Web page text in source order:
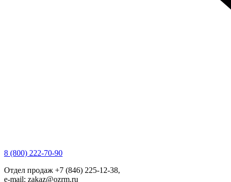
8 (800) 222-70-90
Отдел продаж +7 (846) 225-12-38,
e-mail: zakaz@ozrm.ru